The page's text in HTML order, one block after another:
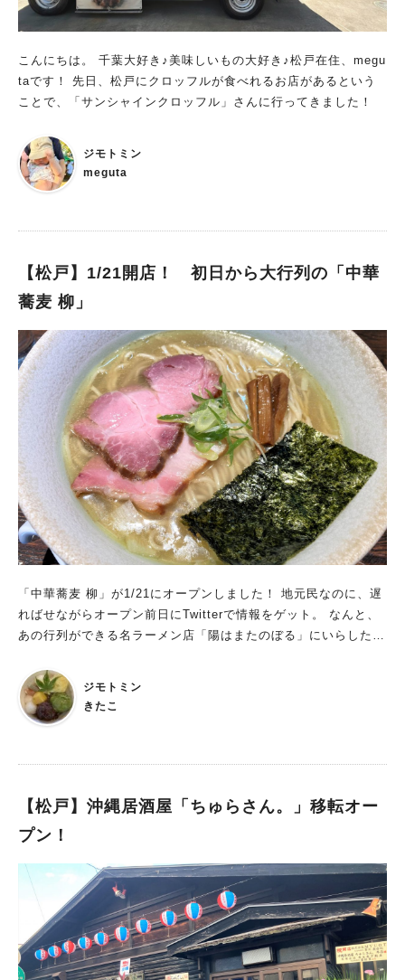
こんにちは。 千葉大好き♪美味しいもの大好き♪松戸在住、megu
taです！ 先日、松戸にクロッフルが食べれるお店があるという
ことで、「サンシャインクロッフル」さんに行ってきました！
ジモトミン
meguta
【松戸】1/21開店！ 初日から大行列の「中華
蕎麦 柳」
「中華蕎麦 柳」が1/21にオープンしました！ 地元民なのに、遅
ればせながらオープン前日にTwitterで情報をゲット。 なんと、
あの行列ができる名ラーメン店「陽はまたのぼる」にいらした方
ジモトミン
きたこ
【松戸】沖縄居酒屋「ちゅらさん。」移転オー
プン！